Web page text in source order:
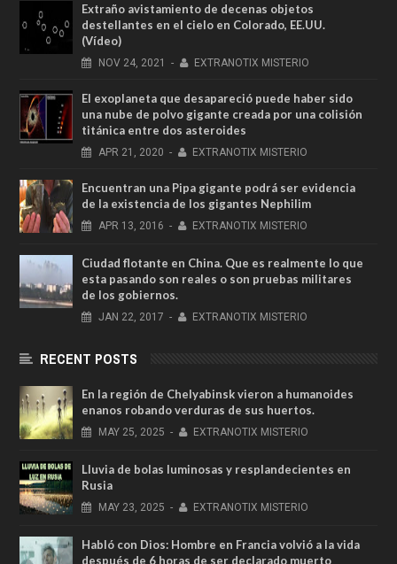
Extraño avistamiento de decenas objetos
destellantes en el cielo en Colorado, EE.UU.
(Vídeo)
NOV 24, 2021 - EXTRANOTIX MISTERIO
El exoplaneta que desapareció puede haber sido
una nube de polvo gigante creada por una colisión
titánica entre dos asteroides
APR 21, 2020 - EXTRANOTIX MISTERIO
Encuentran una Pipa gigante podrá ser evidencia
de la existencia de los gigantes Nephilim
APR 13, 2016 - EXTRANOTIX MISTERIO
Ciudad flotante en China. Que es realmente lo que
esta pasando son reales o son pruebas militares
de los gobiernos.
JAN 22, 2017 - EXTRANOTIX MISTERIO
RECENT POSTS
En la región de Chelyabinsk vieron a humanoides
enanos robando verduras de sus huertos.
MAY 25, 2025 - EXTRANOTIX MISTERIO
Lluvia de bolas luminosas y resplandecientes en
Rusia
MAY 23, 2025 - EXTRANOTIX MISTERIO
Habló con Dios: Hombre en Francia volvió a la vida
después de 6 horas de ser declarado muerto